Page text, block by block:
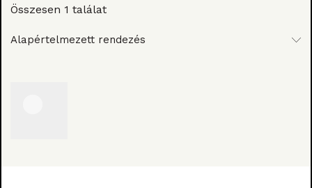
Összesen 1 találat
Alapértelmezett rendezés